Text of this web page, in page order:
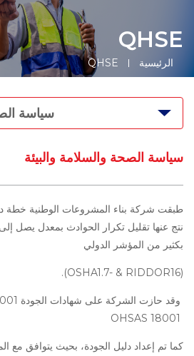
QHSE
الرئيسية QHSE
سياسة
سياسة الصحة والسلامة والبيئة
طبقت شركة بناء المشروعات الوطنية خطة
بكثير من المؤشر الدولي
(OSHA1.7- & RIDDOR16)
.
وقد حازت الشركة على شهادات الجودة
OHSAS 18001
كما تم إعداد دليل الجودة، بحيث يتوافق مع